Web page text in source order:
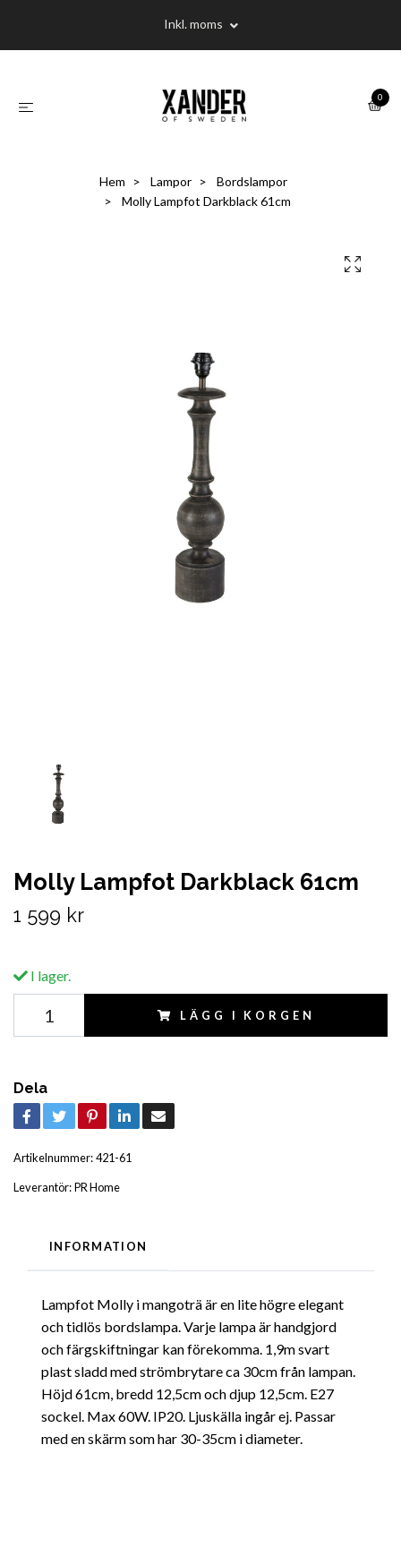
Inkl. moms
0
Hem Lampor
Bordslampor
Molly Lampfot Darkblack 61cm
Molly Lampfot Darkblack 61cm
1 599 kr
I lager.
LÄGG I KORGEN
Dela
Artikelnummer:421-61
Leverantör:PR Home
INFORMATION
Lampfot Molly i mangoträ är en lite högre elegant
och tidlös bordslampa. Varje lampa är handgjord
och färgskiftningar kan förekomma. 1,9m svart
plast sladd med strömbrytare ca 30cm från lampan.
Höjd 61cm, bredd 12,5cm och djup 12,5cm. E27
sockel. Max 60W. IP20. Ljuskälla ingår ej. Passar
med en skärm som har 30-35cm i diameter.